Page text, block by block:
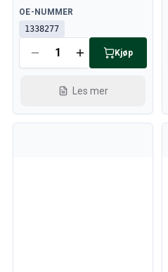
Tilgjengelig
OE-NUMMER
1338277
Kjøp
Les mer